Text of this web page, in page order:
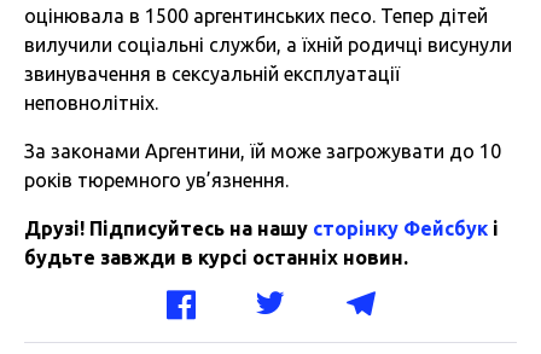
оцінювала в 1500 аргентинських песо. Тепер дітей
вилучили соціальні служби, а їхній родичці висунули
звинувачення в сексуальній експлуатації
неповнолітніх.
За законами Аргентини, їй може загрожувати до 10
років тюремного ув’язнення.
Друзі! Підписуйтесь на нашу сторінку Фейсбук і
будьте завжди в курсі останніх новин.